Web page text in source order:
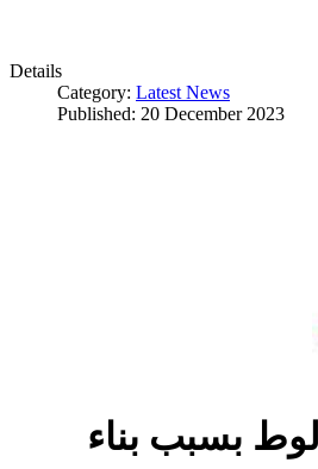
Details
Category: Latest News
Published: 20 December 2023
بسبب بناء